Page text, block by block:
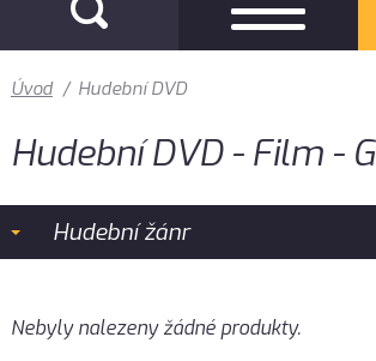
Úvod / Hudební DVD
Hudební DVD - Film - G
Hudební žánr
Nebyly nalezeny žádné produkty.